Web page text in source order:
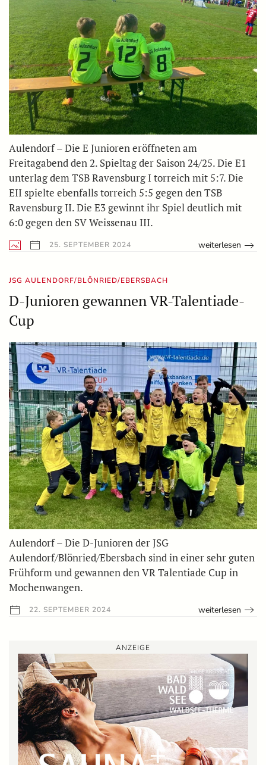
Aulendorf – Die E Junioren eröffneten am
Freitagabend den 2. Spieltag der Saison 24/25. Die E1
unterlag dem TSB Ravensburg I torreich mit 5:7. Die
EII spielte ebenfalls torreich 5:5 gegen den TSB
Ravensburg II. Die E3 gewinnt ihr Spiel deutlich mit
6:0 gegen den SV Weissenau III.
25. SEPTEMBER 2024 weiterlesen
JSG AULENDORF/BLÖNRIED/EBERSBACH
D-Junioren gewannen VR-Talentiade-
Cup
Aulendorf – Die D-Junioren der JSG
Aulendorf/Blönried/Ebersbach sind in einer sehr guten
Frühform und gewannen den VR Talentiade Cup in
Mochenwangen.
22. SEPTEMBER 2024 weiterlesen
ANZEIGE